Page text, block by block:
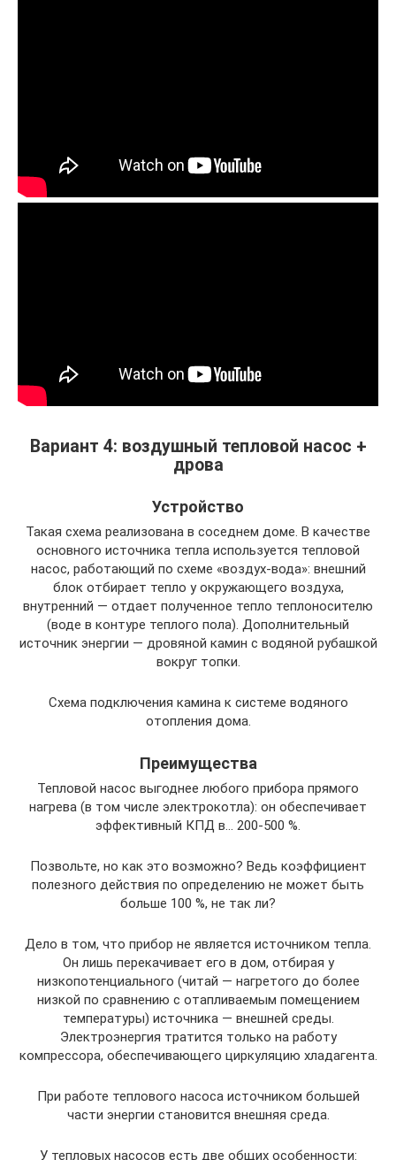
Вариант 4: воздушный тепловой насос +
дрова
Устройство
Такая схема реализована в соседнем доме. В качестве
основного источника тепла используется тепловой
насос, работающий по схеме «воздух-вода»: внешний
блок отбирает тепло у окружающего воздуха,
внутренний — отдает полученное тепло теплоносителю
(воде в контуре теплого пола). Дополнительный
источник энергии — дровяной камин с водяной рубашкой
вокруг топки.
Схема подключения камина к системе водяного
отопления дома.
Преимущества
Тепловой насос выгоднее любого прибора прямого
нагрева (в том числе электрокотла): он обеспечивает
эффективный КПД в… 200-500 %.
Позвольте, но как это возможно? Ведь коэффициент
полезного действия по определению не может быть
больше 100 %, не так ли?
Дело в том, что прибор не является источником тепла.
Он лишь перекачивает его в дом, отбирая у
низкопотенциального (читай — нагретого до более
низкой по сравнению с отапливаемым помещением
температуры) источника — внешней среды.
Электроэнергия тратится только на работу
компрессора, обеспечивающего циркуляцию хладагента.
При работе теплового насоса источником большей
части энергии становится внешняя среда.
У тепловых насосов есть две общих особенности: